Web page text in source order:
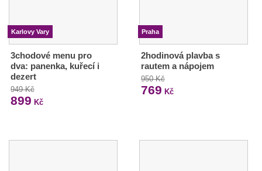
Karlovy Vary
3chodové menu pro
dva: panenka, kuřecí i
dezert
949 Kč
899 Kč
Praha
2hodinová plavba s
rautem a nápojem
950 Kč
769 Kč